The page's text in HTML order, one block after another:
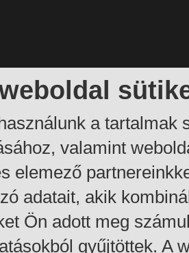
a tartalmak
valamint
elemező
adatait, akik
Ön adott meg
gyűjtöttek. A